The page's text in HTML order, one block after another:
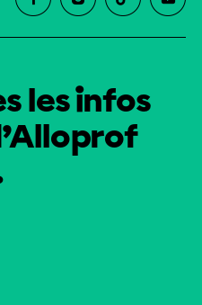
les infos